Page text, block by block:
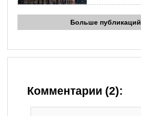
Больше публикаций
Комментарии (2):